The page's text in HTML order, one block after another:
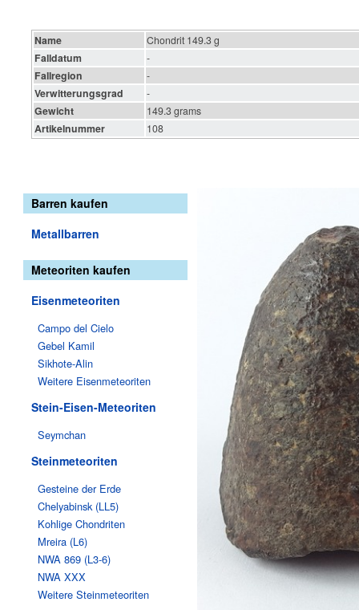
Name Chondrit 149.3 g
Falldatum -
Fallregion -
Verwitterungsgrad -
Gewicht 149.3 grams
Artikelnummer 108
Barren kaufen
Metallbarren
Meteoriten kaufen
Eisenmeteoriten
Campo del Cielo
Gebel Kamil
Sikhote-Alin
Weitere Eisenmeteoriten
Stein-Eisen-Meteoriten
Seymchan
Steinmeteoriten
Gesteine der Erde
Chelyabinsk (LL5)
Kohlige Chondriten
Mreira (L6)
NWA 869 (L3-6)
NWA XXX
Weitere Steinmeteoriten